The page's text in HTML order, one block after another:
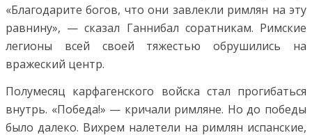
«Благодарите богов, что они завлекли римлян на эту
равнину», — сказал Ганнибал соратникам. Римские
легионы всей своей тяжестью обрушились на
вражеский центр.
Полумесяц карфагенского войска стал прогибаться
внутрь. «Победа!» — кричали римляне. Но до победы
было далеко. Вихрем налетели на римлян испанские,